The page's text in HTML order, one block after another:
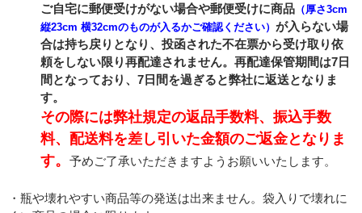
ご自宅に郵便受けがない場合や郵便受けに商品 （厚さ3cm
縦23cm 横32cmのものが入るかご確認ください） が入らない場
合は持ち戻りとなり、投函された不在票から受け取り依
頼をしない限り再配達されません。再配達保管期間は7日
間となっており、7日間を過ぎると弊社に返送となりま
す。
その際には弊社規定の返品手数料、振込手数
料、配送料を差し引いた金額のご返金となりま
す。 予めご了承いただきますようお願いいたします。
・瓶や壊れやすい商品等の発送は出来ません。袋入りで壊れに